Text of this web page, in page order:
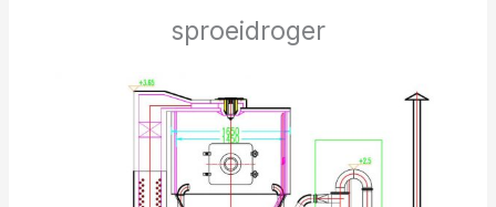
sproeidroger